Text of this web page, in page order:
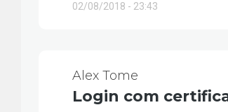
02/08/2018 - 23:43
Alex Tome
Login com